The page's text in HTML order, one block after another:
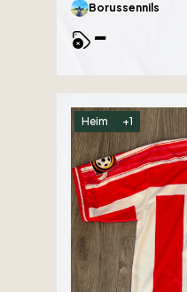
Borussennils
-
Heim +1